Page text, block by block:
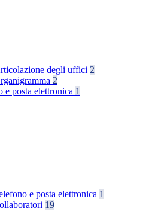
degli uffici 2
2
e posta elettronica 1
e posta elettronica 1
19